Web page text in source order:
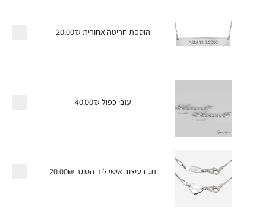
הוספת חריטה אחורית 20.00₪
עובי כפול 40.00₪
תג בעיצוב אישי ליד הסוגר 20.00₪